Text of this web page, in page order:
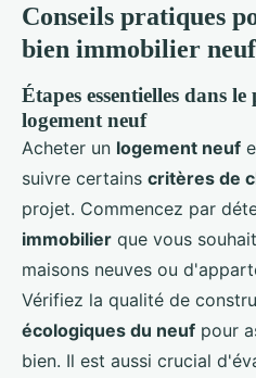
Conseils pratiques
bien immobilier neuf
Étapes essentielles dans
logement neuf
Acheter un logement neuf
suivre certains critères de
projet. Commencez par
immobilier que vous
maisons neuves ou
Vérifiez la qualité de
écologiques du neuf pour
bien. Il est aussi crucial